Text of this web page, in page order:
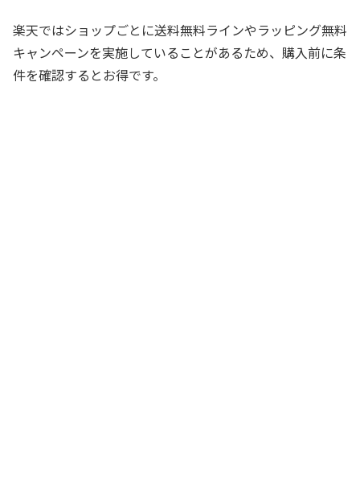
楽天ではショップごとに送料無料ラインやラッピング無料
キャンペーンを実施していることがあるため、購入前に条
件を確認するとお得です。